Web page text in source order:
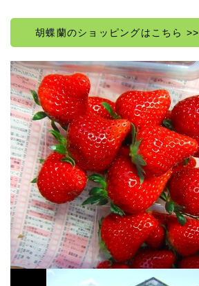
胡蝶蘭のショッピングはこちら >>